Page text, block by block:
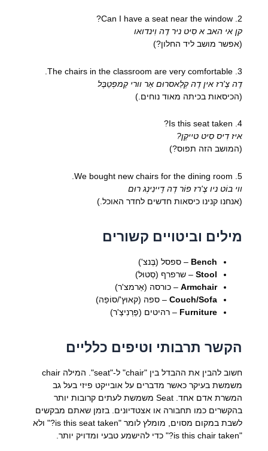
2. Can I have a seat near the window?
קן אי האב א סִיט ניר דֶה וִינדואו
(אפשר מושב ליד החלון?)
3. The chairs in the classroom are very comfortable.
דֶה צֶ'רז אין דֶה קְלַאסרוּם אַר וורי קַמפְטַבֶּל
(הכיסאות בכיתה מאוד נוחים.)
4. Is this seat taken?
איז דִיס סִיט טייקֶן?
(המושב הזה תפוס?)
5. We bought new chairs for the dining room.
ווי בוֹט ניו צֶ'רז פוֹר דֶה דָיינִינְג רוּם
(אנחנו קנינו כיסאות חדשים לחדר האוכל.)
מילים וביטויים קשורים
Bench – ספסל (בֶּנצ')
Stool– שרפרף (סְטוּל)
Armchair– כורסה (אַרמצ'ר)
Couch/Sofa– ספה (קאוּץ'/סוֹפַה)
Furniture – רהיטים (פֶרְנִיצֶ'ר)
הקשר תרבותי וטיפים כלליים
חשוב להבין את ההבדל בין "chair" ל-"seat". המילה chair
משמשת בעיקר כאשר מדברים על אובייקט פיזי בעל גב
המשרת אדם אחד. Seat משמשת לעתים קרובות יותר
בהקשרים כמו תחבורה או אצטדיונים. בזמן שאתם מבקשים
לשבת במקום מסוים, מומלץ לומר "is this seat taken?" ולא
"is this chair taken?" כדי להישמע טבעי ומדויק יותר.